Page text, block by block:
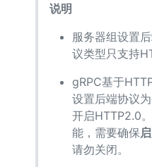
说明
服务器组设置
议类型只支持
gRPC基于
设置后端协议
开启HTTP2.0
能，需要确保
请勿关闭。